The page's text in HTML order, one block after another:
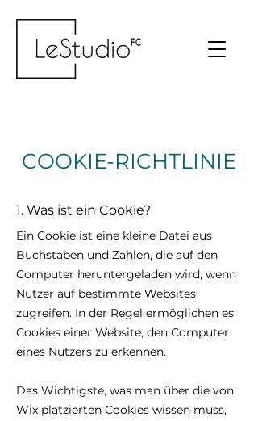
COOKIE-RICHTLINIE
1. Was ist ein Cookie?
Ein Cookie ist eine kleine Datei aus
Buchstaben und Zahlen, die auf den
Computer heruntergeladen wird, wenn
Nutzer auf bestimmte Websites
zugreifen. In der Regel ermöglichen es
Cookies einer Website, den Computer
eines Nutzers zu erkennen.
Das Wichtigste, was man über die von
Wix platzierten Cookies wissen muss,